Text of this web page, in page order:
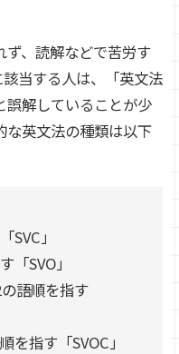
、読解などで苦労す
当する人は、「英文法
誤解していることが少
な英文法の種類は以下
」
SVO」
語順を指す
指す「SVOC」